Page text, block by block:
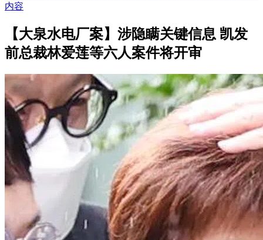
内容
【大泉水电厂案】涉隐瞒关键信息 凯发
前总裁林爱莲等六人案件将开审